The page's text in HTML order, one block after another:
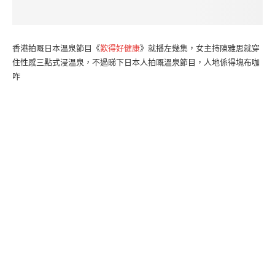
香港拍嘅日本溫泉節目《歎得好健康》就播左幾集，女主持陳雅思就穿
住性感三點式浸温泉，不過睇下日本人拍嘅溫泉節目，人地係得塊布咖
咋